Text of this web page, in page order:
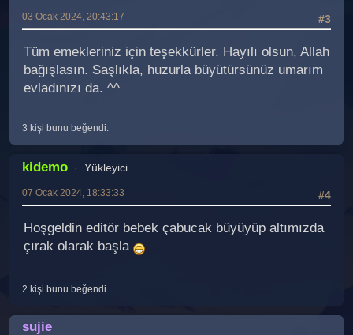
#3
03 Ocak 2024, 20:43:17
Tüm emekleriniz için teşekkürler. Hayılı olsun, Allah
bağışlasın. Saşlıkla, huzurla büyütürsünüz umarım
evladınızı da. ^^
3 kişi bunu beğendi.
kidemo Yükleyici
#4
07 Ocak 2024, 18:33:33
Hoşgeldin editör bebek çabucak büyüyüp altımızda
çırak olarak başla
2 kişi bunu beğendi.
sujie